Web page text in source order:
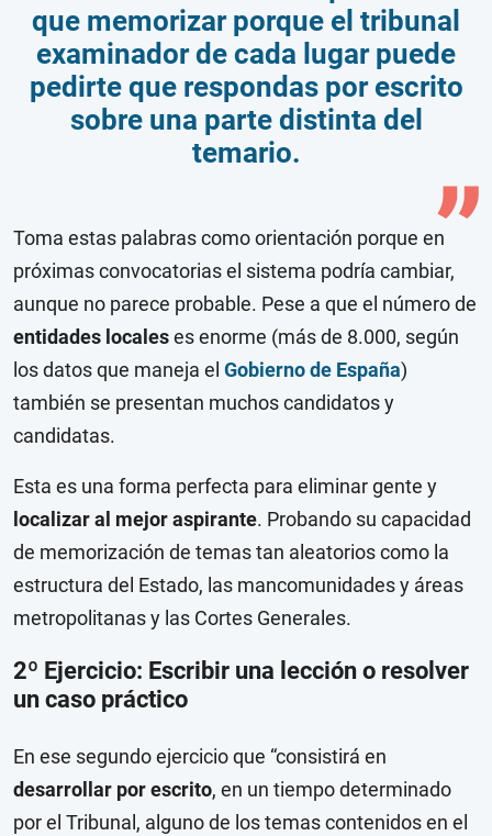
que memorizar porque el tribunal
examinador de cada lugar puede
pedirte que respondas por escrito
sobre una parte distinta del
temario.
Toma estas palabras como orientación porque en
próximas convocatorias el sistema podría cambiar,
aunque no parece probable. Pese a que el número de
entidades localeses enorme (más de 8.000, según
los datos que maneja el Gobierno de España)
también se presentan muchos candidatos y
candidatas.
Esta es una forma perfecta para eliminar gente y
localizar al mejor aspirante. Probando su capacidad
de memorización de temas tan aleatorios como la
estructura del Estado, las mancomunidades y áreas
metropolitanas y las Cortes Generales.
2º Ejercicio: Escribir una lección o resolver
un caso práctico
En ese segundo ejercicio que “consistirá en
desarrollar por escrito, en un tiempo determinado
por el Tribunal, alguno de los temas contenidos en el